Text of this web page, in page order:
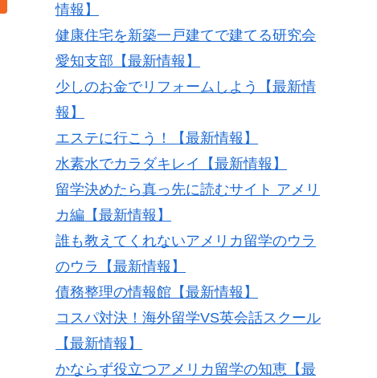
情報】
健康住宅を新築一戸建てで建てる研究会
愛知支部【最新情報】
少しのお金でリフォームしよう【最新情
報】
エステに行こう！【最新情報】
水素水でカラダキレイ【最新情報】
留学決めたら真っ先に読むサイト アメリ
カ編【最新情報】
誰も教えてくれないアメリカ留学のウラ
のウラ【最新情報】
債務整理の情報館【最新情報】
コスパ対決！海外留学VS英会話スクール
【最新情報】
かならず役立つアメリカ留学の知恵【最